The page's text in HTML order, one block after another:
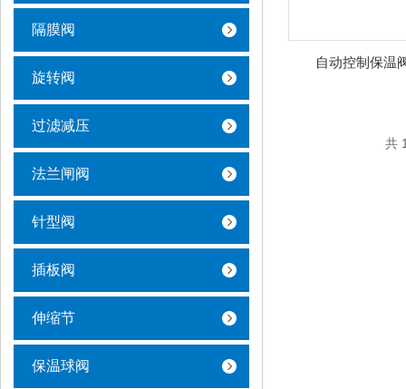
隔膜阀
旋转阀
过滤减压
法兰闸阀
针型阀
插板阀
伸缩节
保温球阀
自动控制保温
共